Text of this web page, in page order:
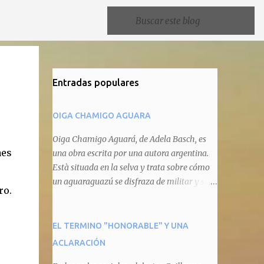
Entradas populares
OIGA CHAMIGO AGUARA
Oiga Chamigo Aguará, de Adela Basch, es
una obra escrita por una autora argentina.
Està situada en la selva y trata sobre cómo
un aguaraguazú se disfraza de militar y se
animal que pretenda circular por ahí. En
primera instancia aparece Teteu, el tero,
EL TERMINO "HONORABLE" Y UNA
ACLARACIÓN